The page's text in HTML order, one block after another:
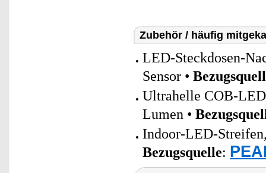
Zubehör / häufig
LED-Steckdosen-
Sensor •
Ultrahelle COB-
Lumen •
Indoor-LED-
Bezugsquelle: